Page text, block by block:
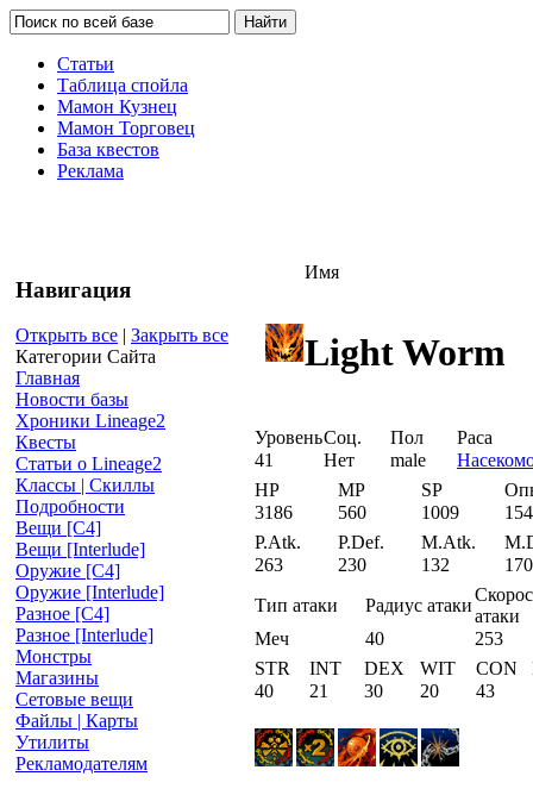
Статьи
Таблица спойла
Мамон Кузнец
Мамон Торговец
База квестов
Реклама
Навигация
Открыть все | Закрыть все
Категории Сайта
Главная
Новости базы
Хроники Lineage2
Квесты
Статьи о Lineage2
Классы | Скиллы
Подробности
Вещи [С4]
Вещи [Interlude]
Оружие [С4]
Оружие [Interlude]
Разное [C4]
Разное [Interlude]
Монстры
Магазины
Сетовые вещи
Файлы | Карты
Утилиты
Рекламодателям
Имя
Light Worm
УровеньСоц. Пол
Раса
41
Нет male
HP
MP SP
3186
560 1009
P.Atk.
P.Def. M.Atk.
263
230 132
170
Тип атаки
Радиус атаки
атаки
Меч
40
253
STR
INT DEX WIT CON
40
21 30 20 43